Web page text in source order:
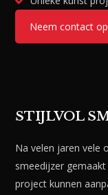
Neem contact op
STIJLVOL
Na velen jaren vele
smeedijzer
project kunnen